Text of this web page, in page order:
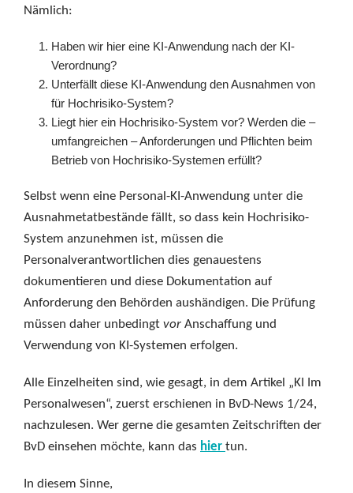
Nämlich:
Haben wir hier eine KI-Anwendung nach der KI-
Verordnung?
Unterfällt diese KI-Anwendung den Ausnahmen von
für Hochrisiko-System?
Liegt hier ein Hochrisiko-System vor? Werden die –
umfangreichen – Anforderungen und Pflichten beim
Betrieb von Hochrisiko-Systemen erfüllt?
Selbst wenn eine Personal-KI-Anwendung unter die
Ausnahmetatbestände fällt, so dass kein Hochrisiko-
System anzunehmen ist, müssen die
Personalverantwortlichen dies genauestens
dokumentieren und diese Dokumentation auf
Anforderung den Behörden aushändigen. Die Prüfung
müssen daher unbedingt vor Anschaffung und
Verwendung von KI-Systemen erfolgen.
Alle Einzelheiten sind, wie gesagt, in dem Artikel „KI Im
Personalwesen“, zuerst erschienen in BvD-News 1/24,
nachzulesen. Wer gerne die gesamten Zeitschriften der
BvD einsehen möchte, kann das hier tun.
In diesem Sinne,